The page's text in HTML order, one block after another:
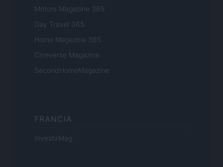
Motors Magazine 365
Day Travel 365
Home Magazine 365
Cineverse Magazine
SecondHomeMagazine
FRANCIA
InvestirMag